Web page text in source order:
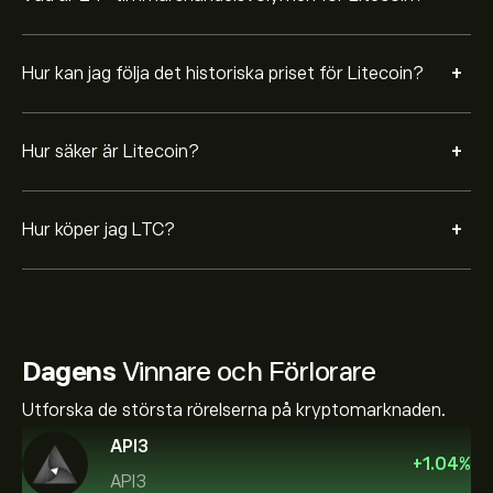
Hur kan jag följa det historiska priset för Litecoin? +
Hur säker är Litecoin? +
Hur köper jag LTC? +
Dagens Vinnare och Förlorare
Utforska de största rörelserna på kryptomarknaden.
API3
API3
+1.04%